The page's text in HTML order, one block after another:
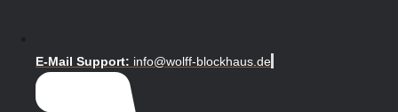
E-Mail Support: info@wolff-blockhaus.de